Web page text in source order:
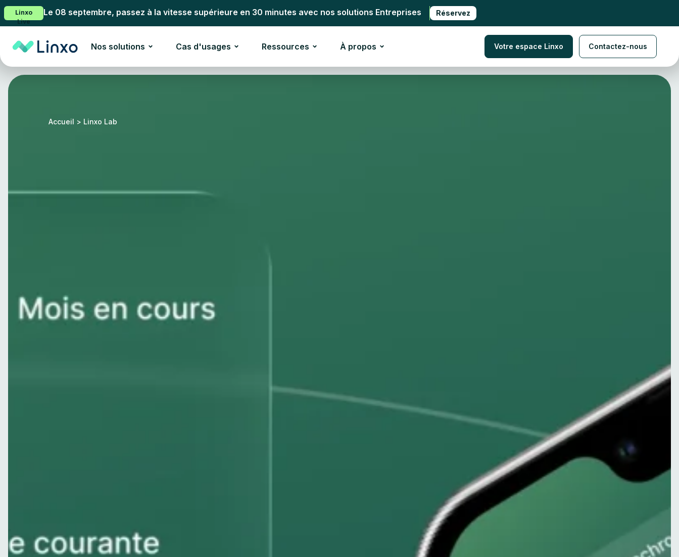
Linxo
Live
Le 08 septembre, passez à la vitesse supérieure en 30 minutes avec nos solutions Entreprises Réservez
Nos solutions Cas d'usages Ressources À propos Contactez-nous
Votre espace Linxo
Accueil > Linxo Lab